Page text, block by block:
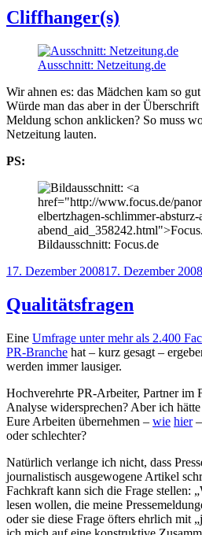
Cliffhanger(s)
Ausschnitt: Netzeitung.de
Wir ahnen es: das Mädchen kam so
Würde man das aber in der
Meldung schon anklicken? So muss
Netzeitung lauten.
PS:
Bildausschnitt: Focus.de
Veröffentlicht
17. Dezember 200817. Dezember 2008
Qualitätsfragen
Eine Umfrage unter mehr als 2.400
PR-Branche hat – kurz gesagt –
werden immer lausiger.
Hochverehrte PR-Arbeiter, Partner im
Analyse widersprechen? Aber ich
Eure Arbeiten übernehmen – wie hier–
oder schlechter?
Natürlich verlange ich nicht, dass
journalistisch ausgewogene Artikel
Fachkraft kann sich die Frage stellen:
lesen wollen, die meine
oder sie diese Frage öfters ehrlich mit